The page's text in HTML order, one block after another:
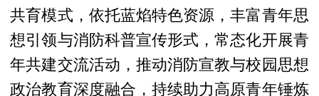
共育模式，依托蓝焰特色资源，丰富青年思
想引领与消防科普宣传形式，常态化开展青
年共建交流活动，推动消防宣教与校园思想
政治教育深度融合，持续助力高原青年锤炼